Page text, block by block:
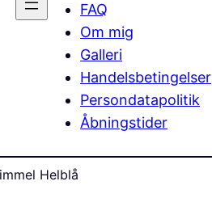
FAQ
Om mig
Galleri
Handelsbetingelser
Persondatapolitik
Åbningstider
Helblå